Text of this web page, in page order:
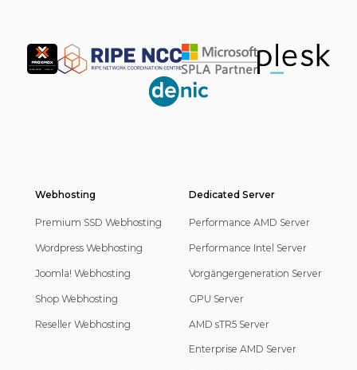
Partner
Footer
Navigation
Webhosting
Premium SSD Webhosting
Wordpress Webhosting
Joomla! Webhosting
Shop Webhosting
Reseller Webhosting
Dedicated Server
Performance AMD Server
Performance Intel Server
Vorgängergeneration Server
GPU Server
AMD sTR5 Server
Enterprise AMD Server